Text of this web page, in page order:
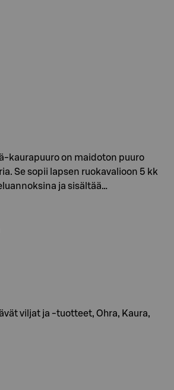
kaurapuuro on maidoton puuro
Se sopii lapsen ruokavalioon 5 kk
ja sisältää…
viljat ja -tuotteet, Ohra, Kaura,